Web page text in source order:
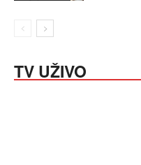
TV UŽIVO